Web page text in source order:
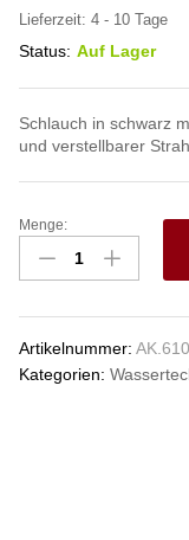
Lieferzeit: 4 - 10 Tage
Status: Auf Lager
Schlauch in schwarz
und verstellbarer
spa
Kneipp'sche
Garnitur
27mm
3/4"
Menge:
Artikelnummer:
Kategorien: